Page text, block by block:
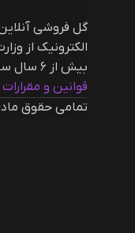
گل فروشی
الکترونیک از
بیش از ۶ سال سابقه رسمی می باشد. |‌
قوانین و مقرارات
تمامی حقوق